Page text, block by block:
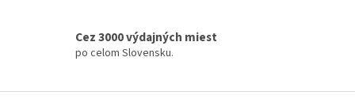
i
Cez 3000 výdajných miest
po celom Slovensku.